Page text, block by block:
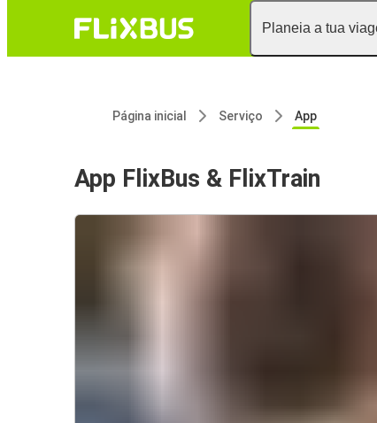
Planeia a tua
Página inicial Serviço App
App FlixBus & FlixTrain